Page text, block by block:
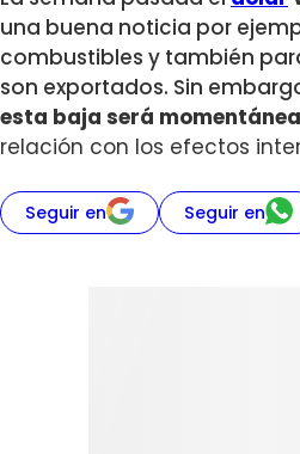
una buena noticia por
combustibles y también
son exportados. Sin
esta baja será momentánea
relación con los efectos
Seguir en Seguir en